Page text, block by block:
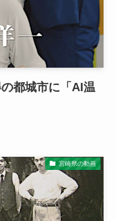
都城市に「AI温
宮崎県の動画